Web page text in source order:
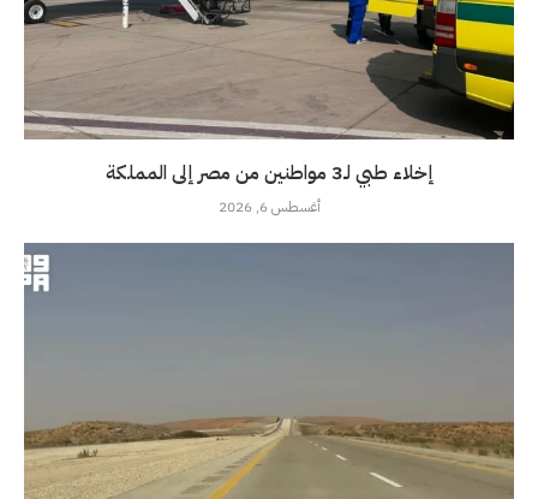
إخلاء طبي لـ3 مواطنين من مصر إلى المملكة
أغسطس 6, 2026